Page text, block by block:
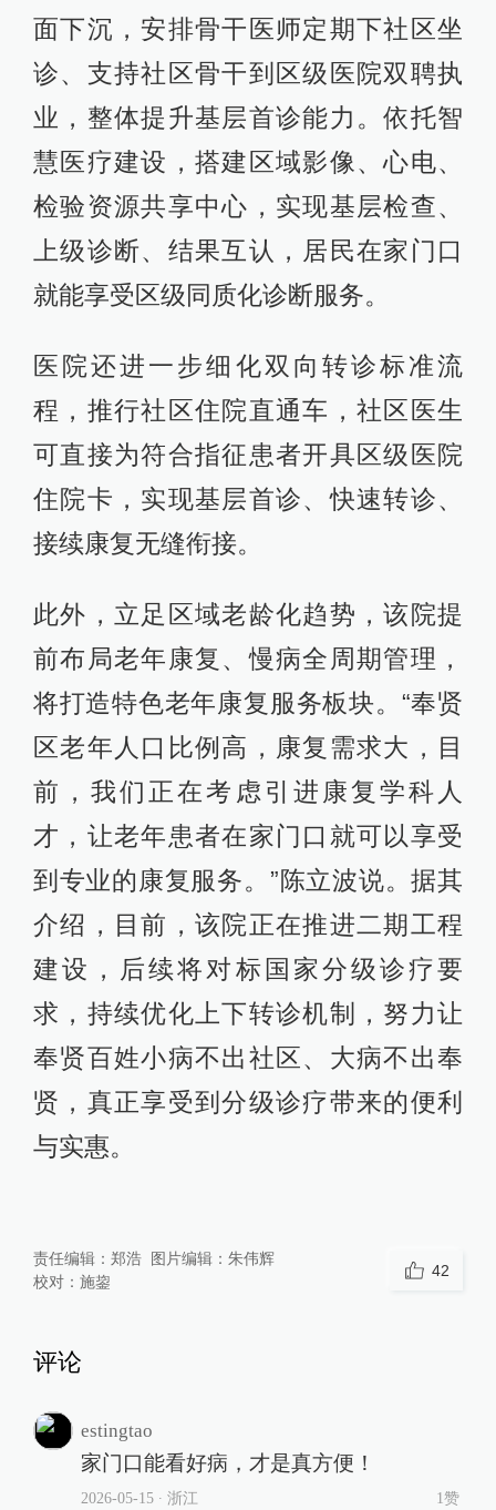
面下沉，安排骨干医师定期下社区坐
诊、支持社区骨干到区级医院双聘执
业，整体提升基层首诊能力。依托智
慧医疗建设，搭建区域影像、心电、
检验资源共享中心，实现基层检查、
上级诊断、结果互认，居民在家门口
就能享受区级同质化诊断服务。
医院还进一步细化双向转诊标准流
程，推行社区住院直通车，社区医生
可直接为符合指征患者开具区级医院
住院卡，实现基层首诊、快速转诊、
接续康复无缝衔接。
此外，立足区域老龄化趋势，该院提
前布局老年康复、慢病全周期管理，
将打造特色老年康复服务板块。“奉贤
区老年人口比例高，康复需求大，目
前，我们正在考虑引进康复学科人
才，让老年患者在家门口就可以享受
到专业的康复服务。”陈立波说。据其
介绍，目前，该院正在推进二期工程
建设，后续将对标国家分级诊疗要
求，持续优化上下转诊机制，努力让
奉贤百姓小病不出社区、大病不出奉
贤，真正享受到分级诊疗带来的便利
与实惠。
责任编辑： 郑浩 图片编辑： 朱伟辉
校对： 施鋆
42
评论
estingtao
家门口能看好病，才是真方便！
2026-05-15∙ 浙江 1赞